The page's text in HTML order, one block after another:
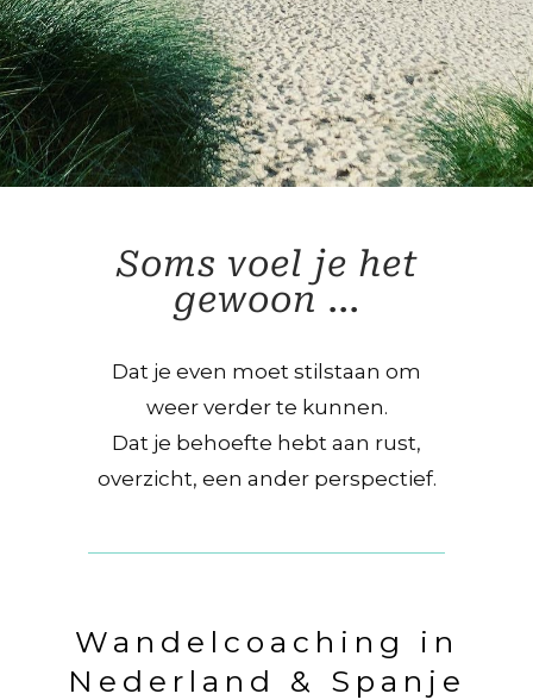
Soms voel je het
gewoon ...
Dat je even moet stilstaan om
weer verder te kunnen.
Dat je behoefte hebt aan rust,
overzicht, een ander perspectief.
Wandelcoaching in
Nederland & Spanje